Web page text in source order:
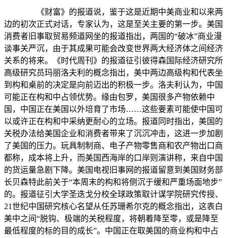
《财富》的报道说，鉴于这是近期中美商业和以来两
边的初次正式对话，专家认为，这是至关主要的第一步。美国
消费者旧事取贸易频道网坐的报道指出，两国的“破冰”商业漫
谈事关严沉，由于其成果可能会改变世界两大经济体之间经济
关系的将来。《时代周刊》的报道征引彼得森国际经济研究所
高级研究员玛丽洛夫利的概念指出，美中两边高级构和代表坐
到构和桌前的决定是向前迈出的积极一步。洛夫利认为，中国
可能正在构和中占领优势。缘由包罗，美国很多产物依赖中
国，中国正在美国以外培育了市场……这些要素可能使中国可
以或许正在构和中采纳更耐心的立场。报道同时指出，美国的
关税办法给美国企业和消费者带来了沉沉冲击，这进一步加剧
了美国的压力。玩具制制商、电子产物零售商和农产物出口商
都称，成本将上升，而美国西海岸的口岸则演讲称，来自中国
的货运量急剧下降。美国电视旧事网的报道留意到美国财务部
长贝森特此前关于“本周末的构和将侧沉于缓和严重场面地步”
的。报道征引大学圣迭戈分校全球政策取计谋学院研究传授、
21世纪中国研究核心名望从任苏珊希尔克的概念指出，这表白
美中之间“脱钩、极端的关税程度，将朝着降至零，或是降至
最低程度的标的目的成长”。中国正在取美国的商业构和中占